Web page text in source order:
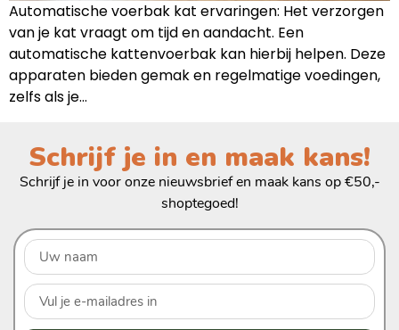
Automatische voerbak kat ervaringen: Het verzorgen
van je kat vraagt om tijd en aandacht. Een
automatische kattenvoerbak kan hierbij helpen. Deze
apparaten bieden gemak en regelmatige voedingen,
zelfs als je…
Schrijf je in en maak kans!
Schrijf je in voor onze nieuwsbrief en maak kans op €50,-
shoptegoed!